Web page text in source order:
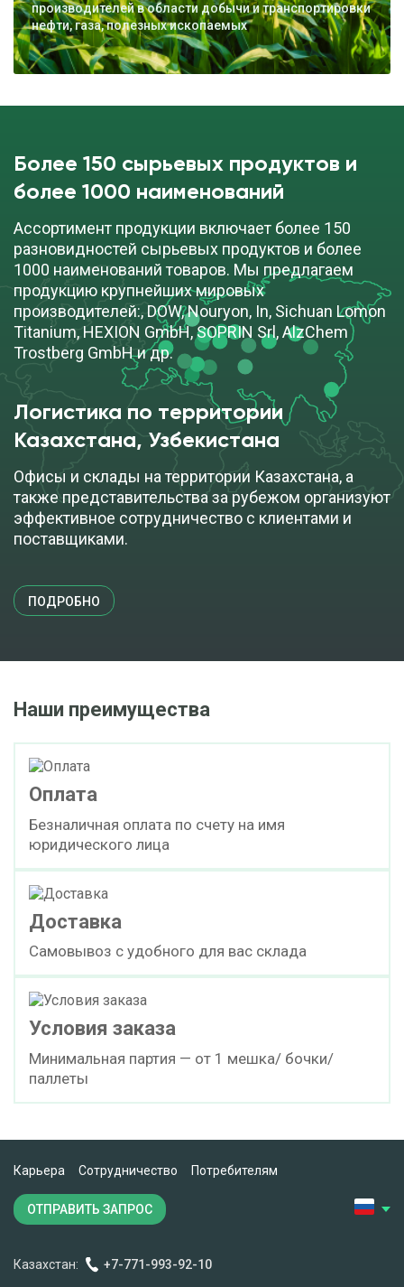
производителей в области добычи и транспортировки
нефти, газа, полезных ископаемых
Более 150 сырьевых продуктов и
более 1000 наименований
Ассортимент продукции включает более 150
разновидностей сырьевых продуктов и более
1000 наименований товаров. Мы предлагаем
продукцию крупнейших мировых
производителей:, DOW, Nouryon, In, Sichuan Lomon
Titanium, HEXION GmbH, SOPRIN Srl, AlzChem
Trostberg GmbH и др.
Логистика по территории
Казахстана, Узбекистана
Офисы и склады на территории Казахстана, а
также представительства за рубежом организуют
эффективное сотрудничество с клиентами и
поставщиками.
ПОДРОБНО
Наши преимущества
Оплата
Безналичная оплата по счету на имя
юридического лица
Доставка
Самовывоз с удобного для вас склада
Условия заказа
Минимальная партия — от 1 мешка/ бочки/
паллеты
Карьера Сотрудничество Потребителям
ОТПРАВИТЬ ЗАПРОС
Казахстан: +7-771-993-92-10